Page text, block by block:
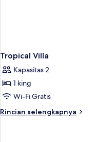
Tropical Villa
Kapasitas 2
1 king
Wi-Fi Gratis
Rincian selengkapnya
Rincian